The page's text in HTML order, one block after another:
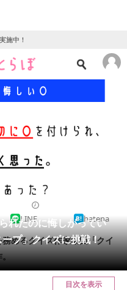
施中！
ース
イズ
ーチ
れたのに悔しがってい
プ」クイズに挑戦！
LINE hatena
めるクイズ作家集団「クイ
。
目次を表示